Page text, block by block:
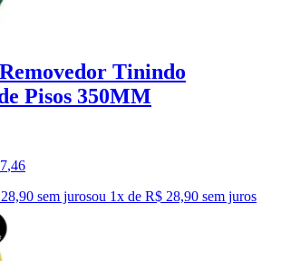
Tinindo
Pisos 350MM
,46
sem jurosou 1x de R$ 28,90 sem juros